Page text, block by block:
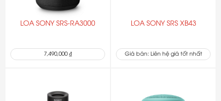
LOA SONY SRS-RA3000
7,490,000 ₫
LOA SONY SRS XB43
Giá bán: Liên hệ giá tốt nhất